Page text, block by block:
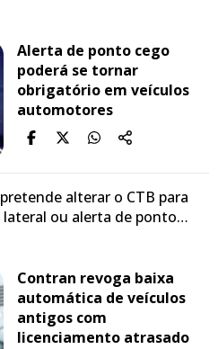
Alerta de ponto cego
poderá se tornar
obrigatório em veículos
automotores
alterar o CTB para
lateral ou alerta de ponto…
Contran revoga baixa
automática de veículos
antigos com
licenciamento atrasado